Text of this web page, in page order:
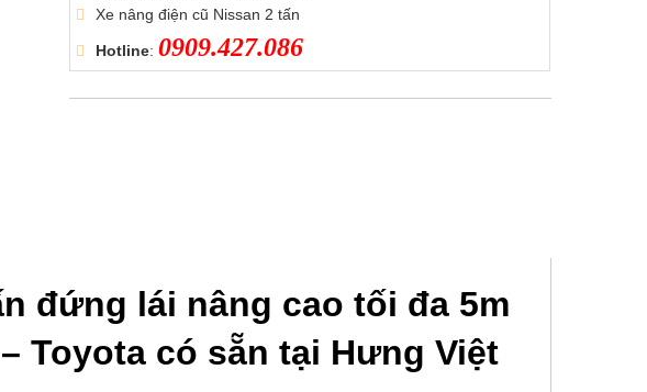
Xe nâng điện cũ Nissan 2 tấn
Hotline:0909.427.086
đứng lái nâng cao tối đa 5m
Toyota có sẵn tại Hưng Việt